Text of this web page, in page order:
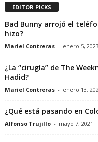
EDITOR PICKS
Bad Bunny arrojó el
hizo?
Mariel Contreras - enero 5, 2023
¿La “cirugía” de The
Hadid?
Mariel Contreras - enero 13,
¿Qué está pasando en
Alfonso Trujillo - mayo 7, 2021